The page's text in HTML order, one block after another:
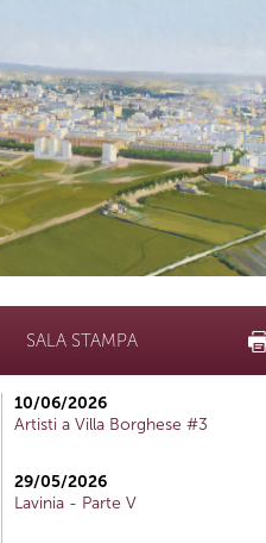
SALA STAMPA
10/06/2026
Artisti a Villa Borghese #3
29/05/2026
Lavinia - Parte V